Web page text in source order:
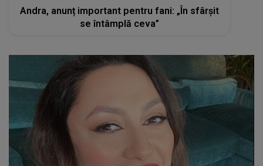
Andra, anunț important pentru fani: „În sfârșit
se întâmplă ceva”